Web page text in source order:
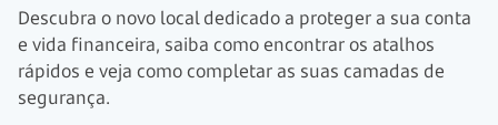
Descubra o novo local dedicado a proteger a sua conta
e vida financeira, saiba como encontrar os atalhos
rápidos e veja como completar as suas camadas de
segurança.